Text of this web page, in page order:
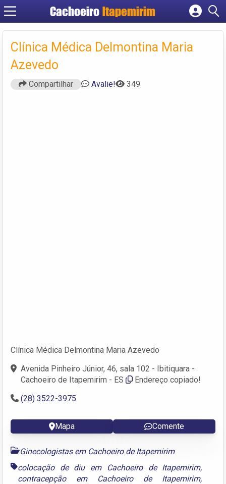
Cachoeiro Itapemirim
Cadastrar empresa
Criar conta
Clínica Médica Delmontina Maria
Azevedo
Compartilhar Avalie! 349
Clínica Médica Delmontina Maria Azevedo
Avenida Pinheiro Júnior, 46, sala 102 - Ibitiquara -
Cachoeiro de Itapemirim - ES
Endereço copiado!
(28) 3522-3975
Mapa Comente
Ginecologistas em Cachoeiro de Itapemirim
colocação de diu em Cachoeiro de Itapemirim,
contracepção em Cachoeiro de Itapemirim,